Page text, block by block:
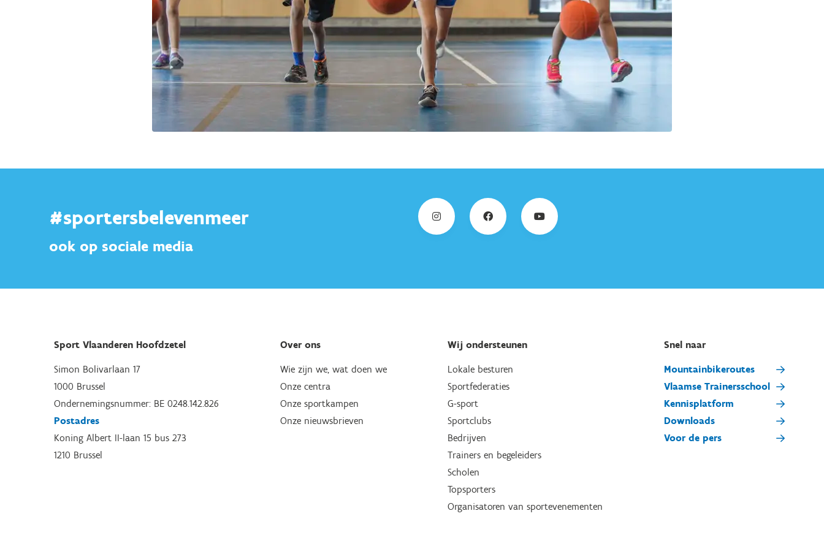
#sportersbelevenmeer
ook op sociale media
Sport Vlaanderen Hoofdzetel
Simon Bolivarlaan 17
1000 Brussel
Ondernemingsnummer: BE 0248.142.826
Postadres
Koning Albert II-laan 15 bus 273
1210 Brussel
Over ons
Wie zijn we, wat doen we
Onze centra
Onze sportkampen
Onze nieuwsbrieven
Wij ondersteunen
Lokale besturen
Sportfederaties
G-sport
Sportclubs
Bedrijven
Trainers en begeleiders
Scholen
Topsporters
Organisatoren van sportevenementen
Snel naar
Mountainbikeroutes
Vlaamse Trainersschool
Kennisplatform
Downloads
Voor de pers